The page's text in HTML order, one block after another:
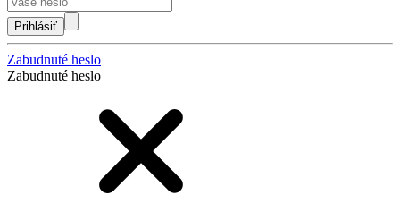
Prihlásiť
Zabudnuté heslo
Zabudnuté heslo